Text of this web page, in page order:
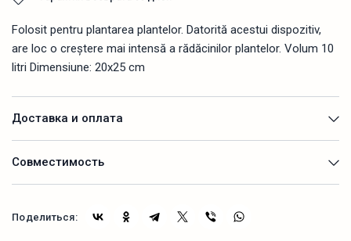
Folosit pentru plantarea plantelor. Datorită acestui dispozitiv,
are loc o creștere mai intensă a rădăcinilor plantelor. Volum 10
litri Dimensiune: 20x25 cm
Доставка и оплата
Совместимость
Поделиться: